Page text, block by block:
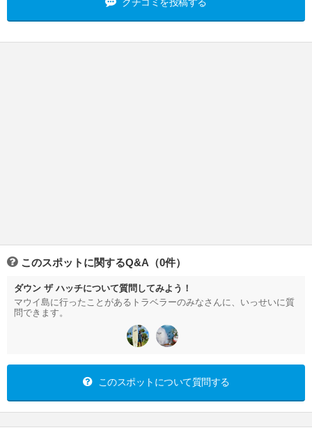
クチコミを投稿する
このスポットに関するQ&A（0件）
ダウン ザ ハッチについて質問してみよう！
マウイ島に行ったことがあるトラベラーのみなさんに、いっせいに質
問できます。
このスポットについて質問する